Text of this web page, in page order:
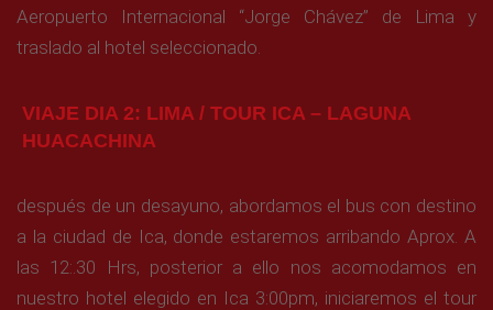
Aeropuerto Internacional “Jorge Chávez” de Lima y
traslado al hotel seleccionado.
VIAJE DIA 2: LIMA / TOUR ICA – LAGUNA
HUACACHINA
después de un desayuno, abordamos el bus con destino
a la ciudad de Ica, donde estaremos arribando Aprox. A
las 12:.30 Hrs, posterior a ello nos acomodamos en
nuestro hotel elegido en Ica 3:00pm, iniciaremos el tour